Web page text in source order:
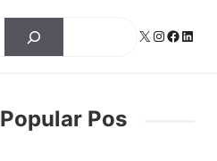
X Instagram
Popular Pos